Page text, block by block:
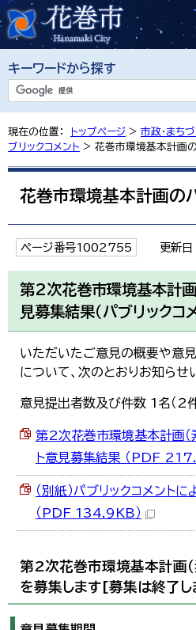
キーワードから探す
現在の位置： トップページ > 市政・まちづ
ブリックコメント > 花巻市環境基本計画の
花巻市環境基本計画の
ページ番号1002755 更新日
第2次花巻市環境基本計画
見募集結果（パブリックコ
いただいたご意見の概要や意
について、次のとおりお知らせ
意見提出者数及び件数 1名（2件
第2次花巻市環境基本計画（
ト意見募集結果 （PDF
（別紙）パブリックコメント
（PDF 134.9KB）
第2次花巻市環境基本計画
を募集します[募集は終了し